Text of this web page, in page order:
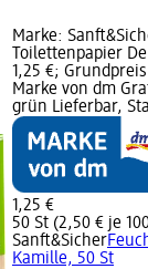
Marke:
Toilettenpapier
1,25 €;
Marke von dm
grün Lieferbar,
1,25 €
50 St (2,50 € je
Sanft&Sicher
Kamille, 50 St